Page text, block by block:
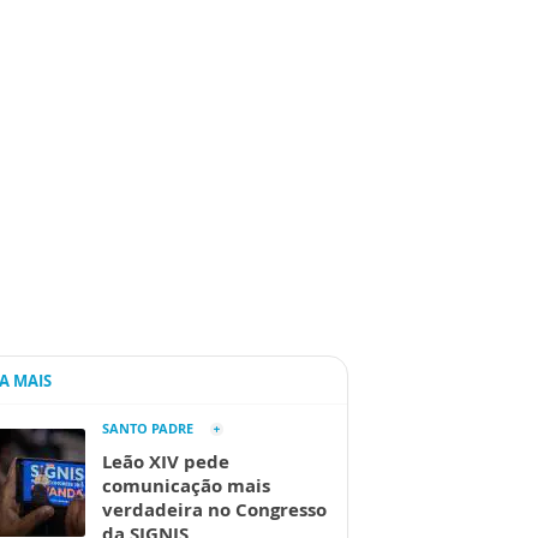
MAIS
SANTO PADRE
Leão XIV pede
comunicação mais
verdadeira no Congresso
da SIGNIS